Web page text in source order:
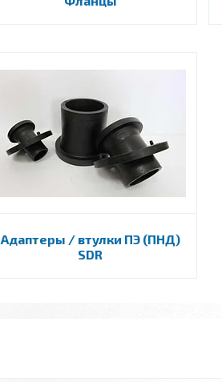
Адаптеры / втулки ПЭ (ПНД)
SDR